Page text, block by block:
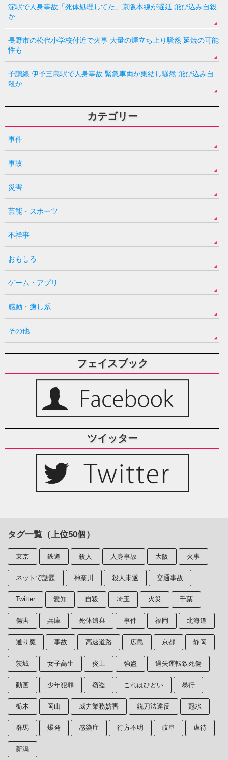
淀駅で人身事故「死体処理してた」京阪本線が遅延 飛び込み自殺
か
長野市の松代小学校付近で火事 大量の煙立ち上り騒然 延焼の可能
性も
予讃線 伊予三島駅で人身事故 緊急車両が集結し騒然 飛び込み自
殺か
カテゴリー
事件
事故
災害
芸能・スポーツ
不祥事
おもしろ
ゲーム・アプリ
感動・癒し系
その他
フェイスブック
ツイッター
タグ一覧（上位50個）
東京 鉄道 殺人 人身事故 大阪 火事
ネットで話題 神奈川 殺人未遂 交通事故
Twitter 愛知 自殺 埼玉 火災 千葉
傷害 兵庫 死体遺棄 事件 福岡 北海道
通り魔 事故 高速道路 広島 京都 静岡
茨城 女子高生 炎上 強盗 過失運転致死傷
動画 少年犯罪 窃盗 これはひどい 暴行
栃木 岡山 威力業務妨害 銃刀法違反 冠水
群馬 爆発 感染症 行方不明 岐阜 虐待
新潟